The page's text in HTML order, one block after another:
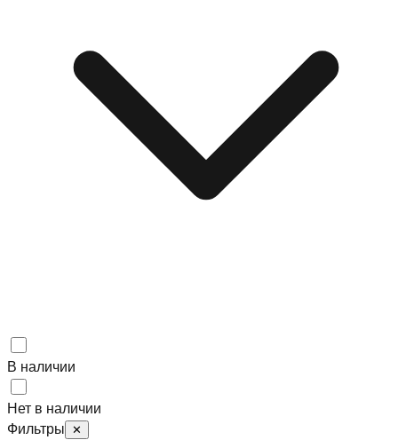
В наличии
Нет в наличии
Фильтры
✕